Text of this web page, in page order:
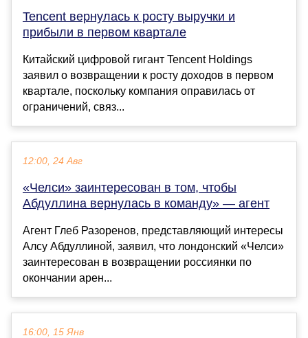
Tencent вернулась к росту выручки и
прибыли в первом квартале
Китайский цифровой гигант Tencent Holdings
заявил о возвращении к росту доходов в первом
квартале, поскольку компания оправилась от
ограничений, связ...
12:00, 24 Авг
«Челси» заинтересован в том, чтобы
Абдуллина вернулась в команду» — агент
Агент Глеб Разоренов, представляющий интересы
Алсу Абдуллиной, заявил, что лондонский «Челси»
заинтересован в возвращении россиянки по
окончании арен...
16:00, 15 Янв